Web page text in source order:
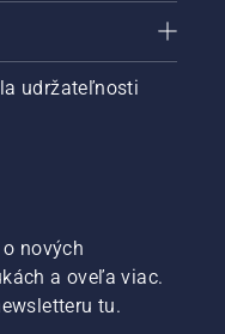
udržateľnosti
nových
a oveľa viac.
tu.